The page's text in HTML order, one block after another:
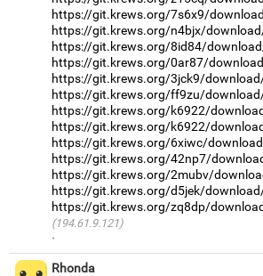
https://git.krews.org/7s6x9/
https://git.krews.org/n4bjx/
https://git.krews.org/8id84/
https://git.krews.org/0ar87/
https://git.krews.org/3jck9/
https://git.krews.org/ff9zu/
https://git.krews.org/k6922/
https://git.krews.org/k6922/
https://git.krews.org/6xiwc/
https://git.krews.org/42np7/
https://git.krews.org/2mubv/
https://git.krews.org/d5jek/
https://git.krews.org/zq8dp/
(194.61.9.121)
·
Rhonda